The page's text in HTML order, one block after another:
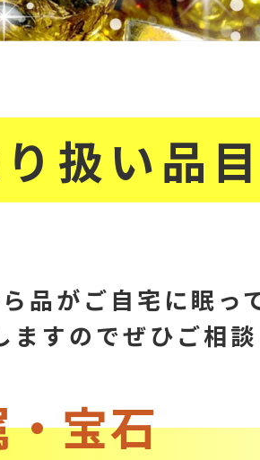
扱い品目
品がご自宅に眠っ
ますのでぜひご相談
宝石